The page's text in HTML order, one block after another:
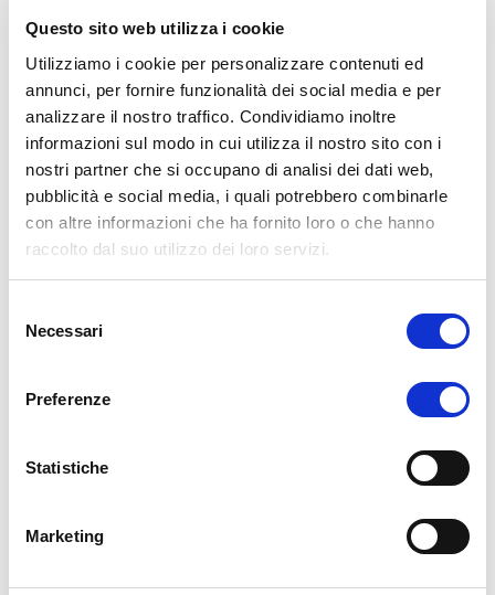
Questo sito web utilizza i cookie
Utilizziamo i cookie per personalizzare contenuti ed
annunci, per fornire funzionalità dei social media e per
analizzare il nostro traffico. Condividiamo inoltre
informazioni sul modo in cui utilizza il nostro sito con i
nostri partner che si occupano di analisi dei dati web,
pubblicità e social media, i quali potrebbero combinarle
con altre informazioni che ha fornito loro o che hanno
raccolto dal suo utilizzo dei loro servizi.
delNecessari
Preferenze
Statistiche
Marketing
+ IVA all’anno o passare automaticamente alla
modalità
LITE (gratuita).
Lo SPID Personale Namirial in modalitàFULL
pagamento dopo il primo anno) consente:
✓ Accesso completo a tutti i siti pubblici e
privati
in modalità
✓accesso illimitato ai siti privati (banche,
❌ nessun accesso ai siti pubblici (INPS,